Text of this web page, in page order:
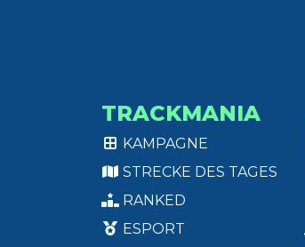
TRACKMANIA
KAMPAGNE
STRECKE DES TAGES
RANKED
ESPORT